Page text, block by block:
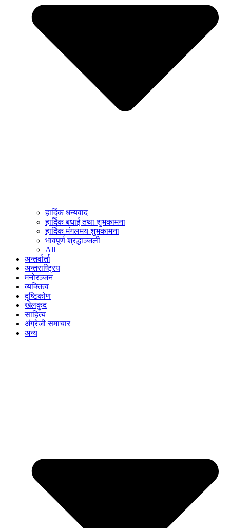
हार्दिक धन्यवाद
हार्दिक बधाई तथा शुभकामना
हार्दिक मंगलमय शुभकामना
भावपूर्ण श्रद्धाञ्जली
All
अन्तर्वार्ता
अन्तराष्ट्रिय
मनोरञ्जन
व्यक्तित्व
दृष्टिकोण
खेलकुद
साहित्य
अंग्रेजी समाचार
अन्य